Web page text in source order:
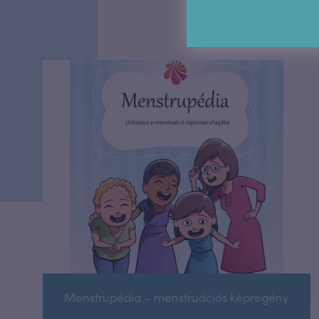
India, 2021.Első magyar
Oldalak száma:84
Könyvméret:24×17 cm
A könyv ismeretterjesztő kiadvány,
egészségügyi szakember tanácsait.
kérdések, problémák esetén fordulj
A könyv több nyelven is elérhető, más
Menstrupédia nemzetközi oldalán
Menstrupédia – menstruációs képregény